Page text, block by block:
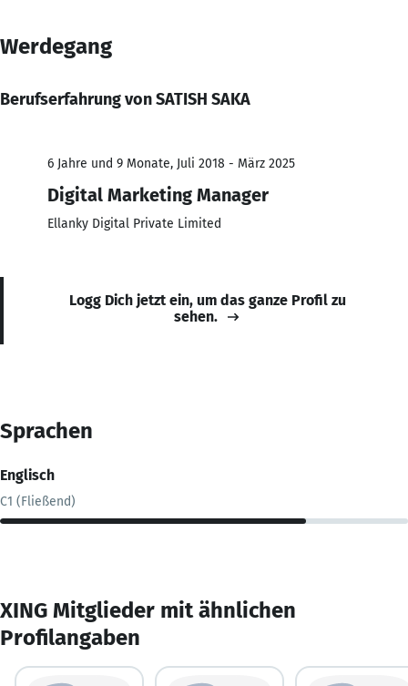
Werdegang
Berufserfahrung von SATISH SAKA
6 Jahre und 9 Monate, Juli 2018 - März 2025
Digital Marketing Manager
Ellanky Digital Private Limited
Logg Dich jetzt ein, um das ganze Profil zu
sehen.
Sprachen
Englisch
C1 (Fließend)
XING Mitglieder mit ähnlichen
Profilangaben